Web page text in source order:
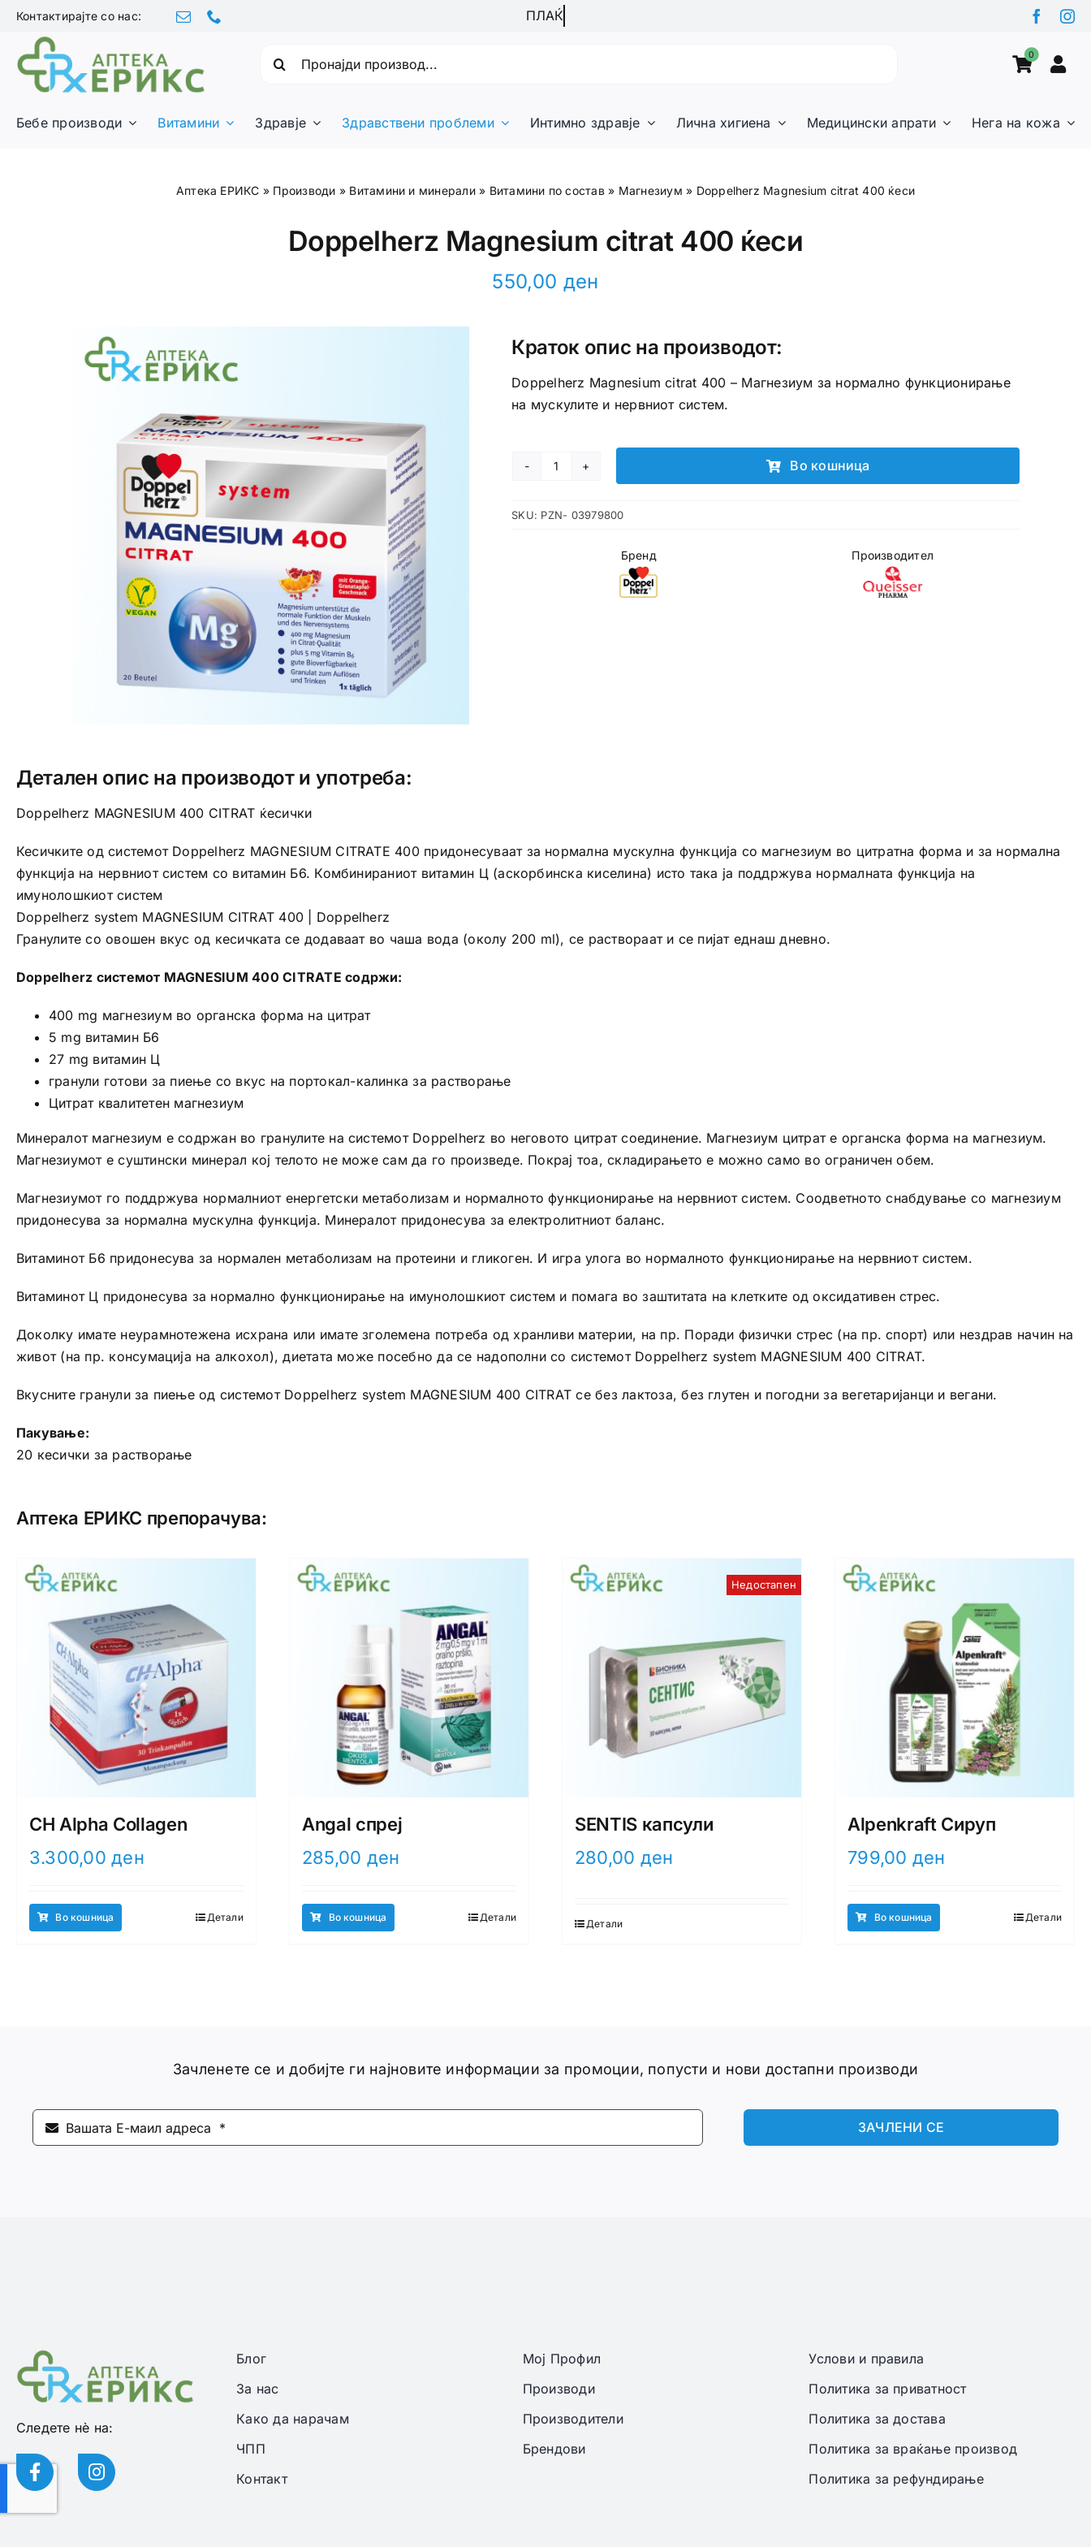
Skip
content
Контактирајте со нас:
0
Бебе производи Витамини Здравје Здравствени проблеми Интимно здравје Лична хигиена Медицински апрати Нега на кожа
Аптека ЕРИКС » Производи » Витамини и минерали» Витамини по состав» Магнезиум » Doppelherz Magnesium citrat 400 ќеси
Doppelherz Magnesium citrat 400 ќеси
550,00 ден
Краток опис на производот:
Doppelherz Magnesium citrat 400 – Магнезиум за нормално функционирање
на мускулите и нервниот систем.
Doppelherz
citrat
Во кошница
SKU: PZN- 03979800
Бренд Производител
Детален опис на производот и употреба:
Doppelherz MAGNESIUM 400 CITRAT ќесички
Кесичките од системот Doppelherz MAGNESIUM CITRATE 400 придонесуваат за нормална мускулна функција со магнезиум во цитратна форма и за нормална
функција на нервниот систем со витамин Б6. Комбинираниот витамин Ц (аскорбинска киселина) исто така ја поддржува нормалната функција на
имунолошкиот систем
Doppelherz system MAGNESIUM CITRAT 400 | Doppelherz
Гранулите со овошен вкус од кесичката се додаваат во чаша вода (околу 200 ml), се раствораат и се пијат еднаш дневно.
Doppelherz системот MAGNESIUM 400 CITRATE содржи:
400 mg магнезиум во органска форма на цитрат
5 mg витамин Б6
27 mg витамин Ц
гранули готови за пиење со вкус на портокал-калинка за растворање
Цитрат квалитетен магнезиум
Минералот магнезиум е содржан во гранулите на системот Doppelherz во неговото цитрат соединение. Магнезиум цитрат е органска форма на магнезиум.
Магнезиумот е суштински минерал кој телото не може сам да го произведе. Покрај тоа, складирањето е можно само во ограничен обем.
Магнезиумот го поддржува нормалниот енергетски метаболизам и нормалното функционирање на нервниот систем. Соодветното снабдување со магнезиум
придонесува за нормална мускулна функција. Минералот придонесува за електролитниот баланс.
Витаминот Б6 придонесува за нормален метаболизам на протеини и гликоген. И игра улога во нормалното функционирање на нервниот систем.
Витаминот Ц придонесува за нормално функционирање на имунолошкиот систем и помага во заштитата на клетките од оксидативен стрес.
Доколку имате неурамнотежена исхрана или имате зголемена потреба од хранливи материи, на пр. Поради физички стрес (на пр. спорт) или нездрав начин на
живот (на пр. консумација на алкохол), диетата може посебно да се надополни со системот Doppelherz system MAGNESIUM 400 CITRAT.
Вкусните гранули за пиење од системот Doppelherz system MAGNESIUM 400 CITRAT се без лактоза, без глутен и погодни за вегетаријанци и вегани.
Пакување:
20 кесички за растворање
Аптека ЕРИКС препорачува:
CH Alpha Collagen
3.300,00ден
Во кошница Детали
Angal спреј
285,00 ден
Во кошница Детали
Недостапен
SENTIS капсули
280,00 ден
Детали
Alpenkraft Сируп
799,00 ден
Во кошница Детали
Зачленете се и добијте ги најновите информации за промоции, попусти и нови достапни производи
ЗАЧЛЕНИ СЕ
Следете нѐ на:
Блог
За нас
Како да нарачам
ЧПП
Контакт
Мој Профил
Производи
Производители
Брендови
Услови и правила
Политика за приватност
Политика за достава
Политика за враќање производ
Политика за рефундирање